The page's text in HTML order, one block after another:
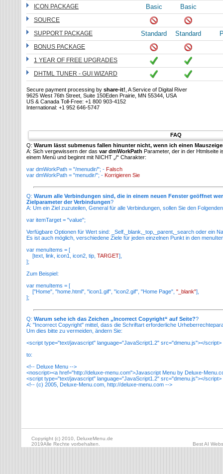
ICON PACKAGE Basic Basic
SOURCE
SUPPORT PACKAGE
Standard Standard
BONUS PACKAGE
1 YEAR OF FREE UPGRADES
DHTML TUNER - GUI WIZARD
Secure payment processing by share-it! , A Service of Digital River
9625 West 76th Street, Suite 150Eden Prairie, MN 55344, USA
US & Canada Toll-Free: +1 800 903-4152
International: +1 952 646-5747
FAQ
Q: Warum lässt submenus fallen hinunter nicht, wenn ich einen
A: Sich vergewissern der das var dmWorkPath Parameter, der in der Htmlseite
einem Menü und beginnt mit NICHT „/“ Charakter:
var dmWorkPath = "/menudir/"; - Falsch
var dmWorkPath = "menudir/"; - Korrigieren Sie
Q: Warum alle Verbindungen sind, die in einem neuen Fenster geöffnet
Zielparameter der Verbindungen?
A: Um ein Ziel zuzuteilen, General für alle Verbindungen, sollen Sie den
var itemTarget = "value";
Verfügbare Optionen für Wert sind: _Self,_blank,_top,_parent,_search oder ein
Es ist auch möglich, verschiedene Ziele für jeden einzelnen Punkt in den
var menuItems = [
[text, link, icon1, icon2, tip, TARGET],
];
Zum Beispiel:
var menuItems = [
["Home", "home.html", "icon1.gif", "icon2.gif", "Home Page", "_blank"],
];
Q: Warum sehe ich das Zeichen „Incorrect Copyright“ auf Seite??
A: "Incorrect Copyright" mittel, dass die Schriftart erforderliche
Um dies bitte zu vermeiden, ändern Sie:
<script type="text/javascript" language="JavaScript1.2" src="dmenu.js"></script>
to:
<!-- Deluxe Menu -->
<noscript><a href="http://deluxe-menu.com">Javascript Menu by Deluxe-
<script type="text/javascript" language="JavaScript1.2" src="dmenu.js"></script>
<!-- (c) 2005, Deluxe-Menu.com, http://deluxe-menu.com -->
Copyright (c) 2010, DeluxeMenu.de
2019Alle Rechte vorbehalten.
Best AI